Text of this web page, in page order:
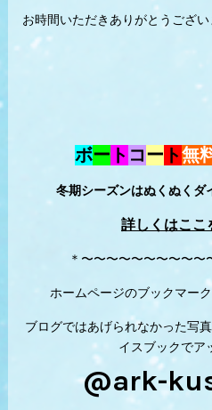
お時間いただきありがとうござい
ボー ト コー ト無
冬期シーズンはぬくぬくダ
詳しくはここ
＊〜〜〜〜〜〜〜〜〜〜
ホームページのブックマー
ブログではあげられなかった写
イスブックでア
@ark-